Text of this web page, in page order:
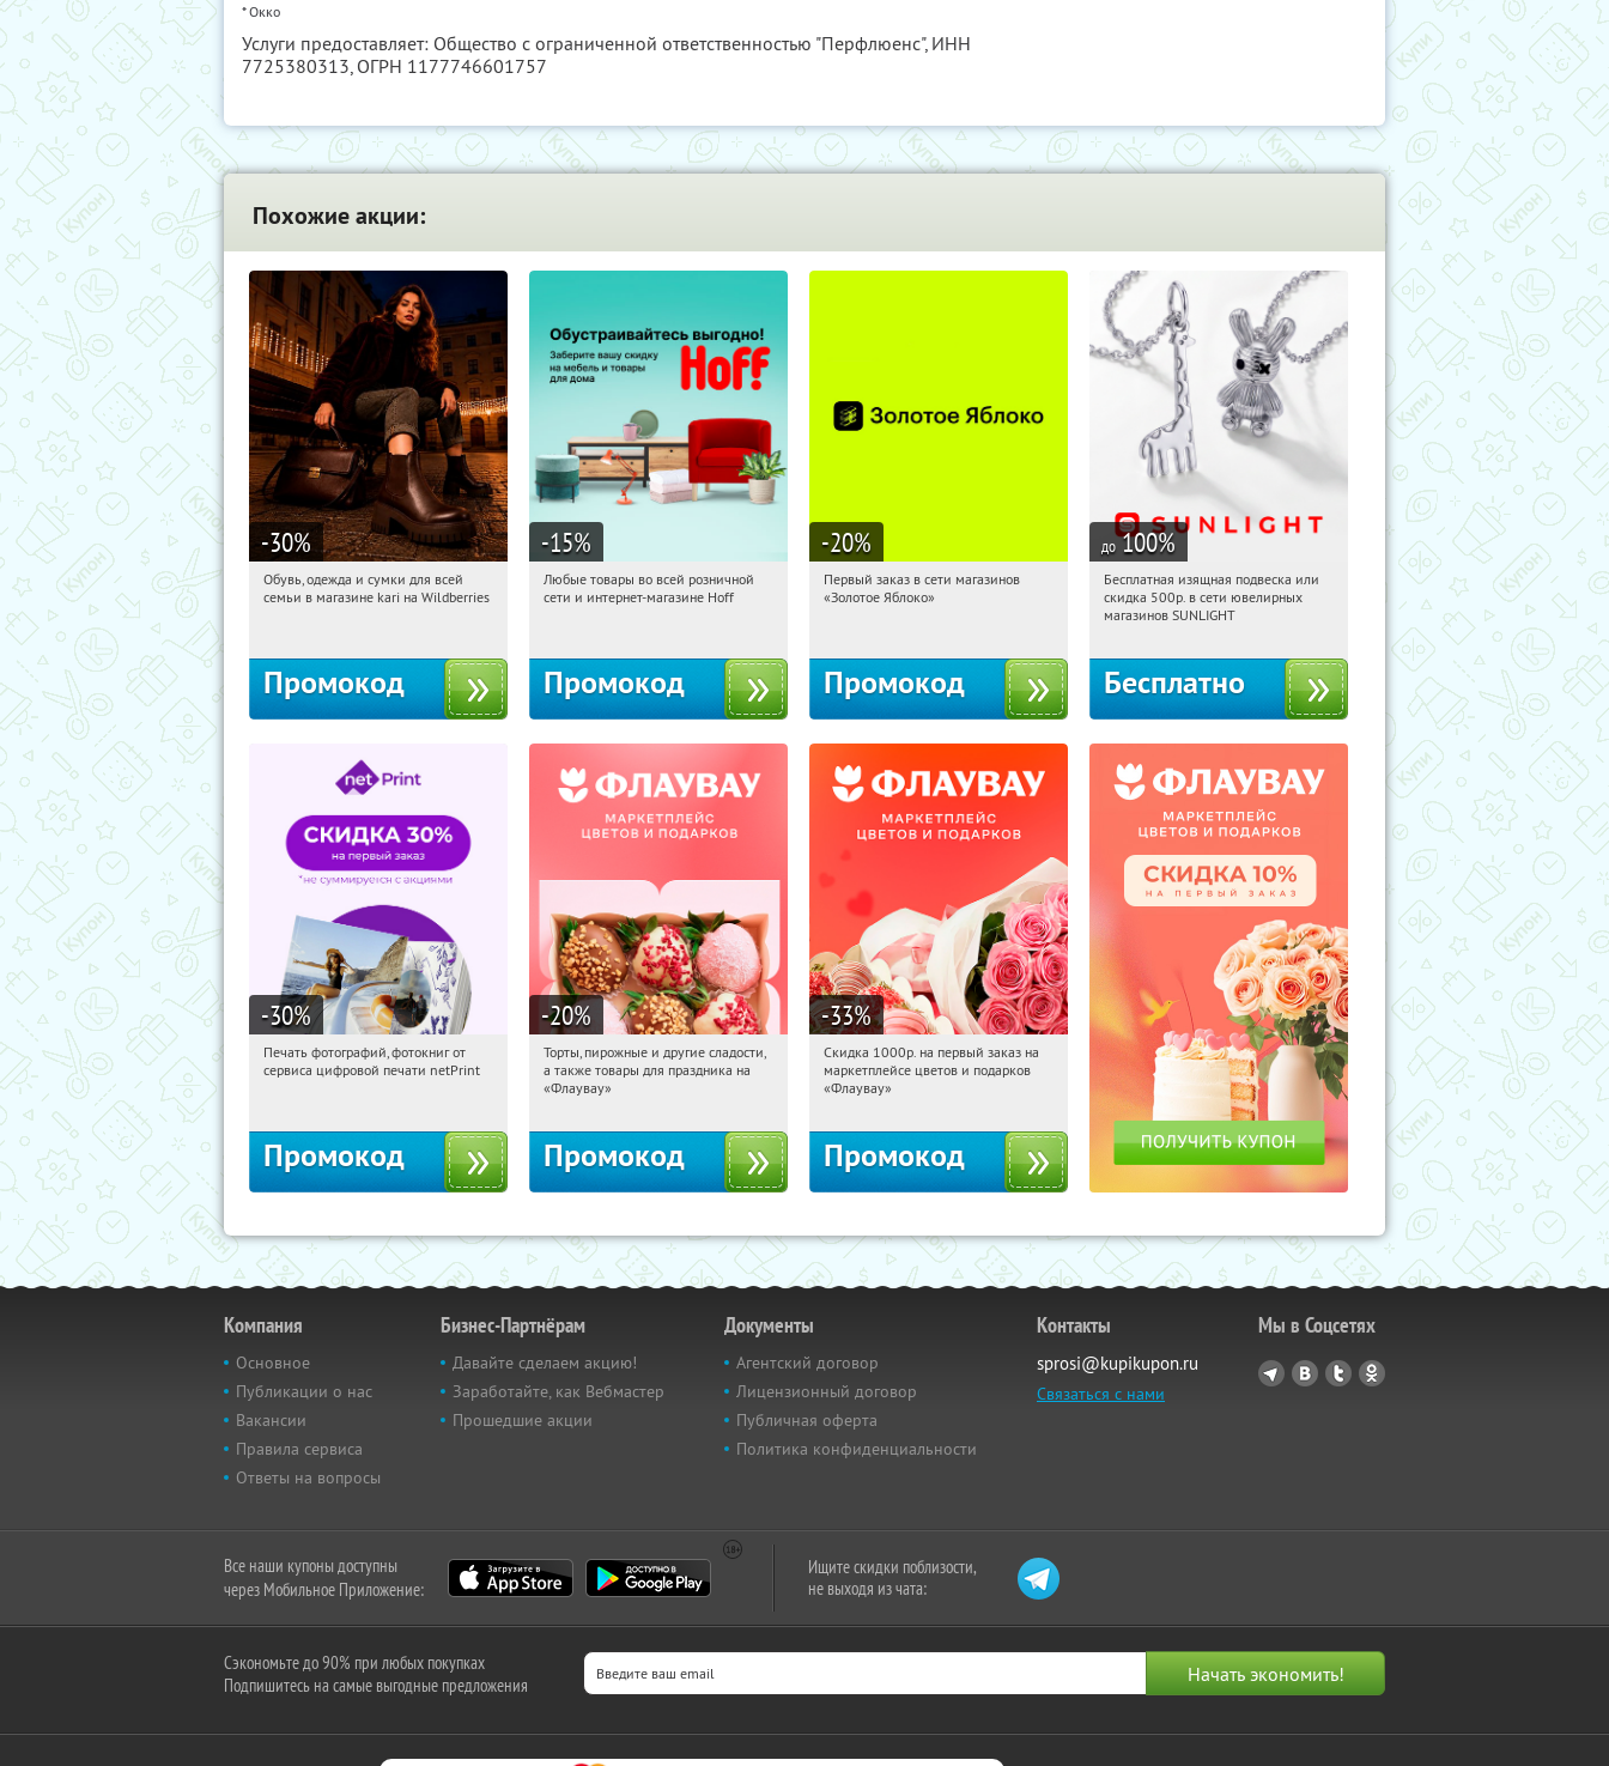
* Окко
Услуги предоставляет: Общество с ограниченной ответственностью "Перфлюенс", ИНН
7725380313, ОГРН 1177746601757
Похожие акции:
-30%
02:59:46 Получили:
Обувь, одежда и сумки для всей
семьи в магазине kari на Wildberries
Промокод
-15%
02:59:46 Получили:
Любые товары во всей розничной
сети и интернет-магазине Hoff
Промокод
-20%
02:59:46
Получи первым!
Первый заказ в сети магазинов
«Золотое Яблоко»
Промокод
до 100%
02:59:46 Получили:
Россия
Бесплатная изящная подвеска или
скидка 500р. в сети ювелирных
магазинов SUNLIGHT
Бесплатно
-30%
02:59:46 Получили:
Печать фотографий, фотокниг от
сервиса цифровой печати netPrint
Промокод
-20%
02:59:46 Получили:
Россия
Торты, пирожные и другие сладости,
а также товары для праздника на
«Флаувау»
Промокод
-33%
02:59:46 Получили:
Россия
Скидка 1000р. на первый заказ на
маркетплейсе цветов и подарков
«Флаувау»
Промокод
Компания
Основное
Публикации о нас
Вакансии
Правила сервиса
Ответы на вопросы
Бизнес-Партнёрам
Давайте сделаем акцию!
Заработайте, как Вебмастер
Прошедшие акции
Документы
Агентский договор
Лицензионный договор
Публичная оферта
Политика конфиденциальности
Контакты
sprosi@kupikupon.ru
Связаться с нами
Мы в Соцсетях
Все наши купоны доступны
через Мобильное Приложение:
Ищите скидки поблизости,
не выходя из чата:
Сэкономьте до 90% при любых покупках
Подпишитесь на самые выгодные предложения